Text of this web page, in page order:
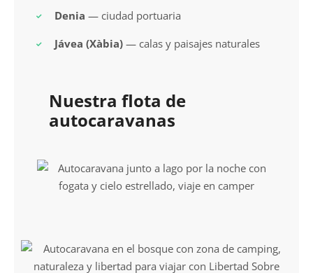
Denia — ciudad portuaria
Jávea (Xàbia) — calas y paisajes naturales
Nuestra flota de
autocaravanas